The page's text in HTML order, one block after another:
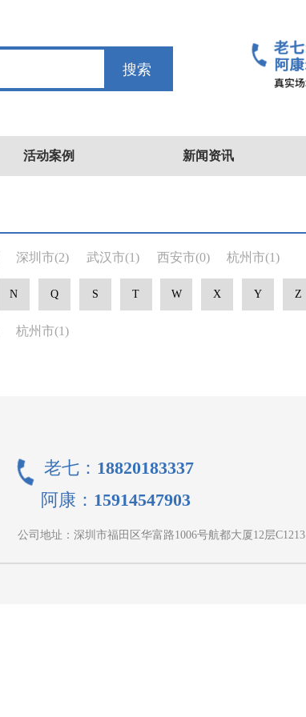
搜索
活动案例 新闻资讯
深圳市(2) 武汉市(1) 西安市(0) 杭州市(1)
N Q S T W X Y Z
杭州市(1)
老七：18820183337
阿康：15914547903
公司地址： 深圳市福田区华富路1006号航都大厦12层C1213